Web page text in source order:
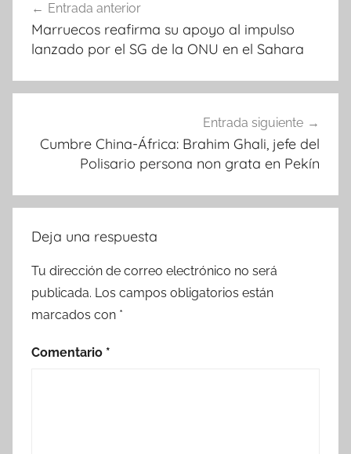
de
entradas
Entrada anterior
Marruecos reafirma su apoyo al impulso
lanzado por el SG de la ONU en el Sahara
Entrada siguiente
Cumbre China-África: Brahim Ghali, jefe del
Polisario persona non grata en Pekín
Deja una respuesta
Tu dirección de correo electrónico no será
publicada. Los campos obligatorios están
marcados con *
Comentario *